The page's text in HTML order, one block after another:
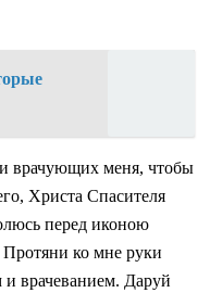
врачующих меня, чтобы
Христа Спасителя
перед иконою
ко мне руки
врачеванием. Даруй